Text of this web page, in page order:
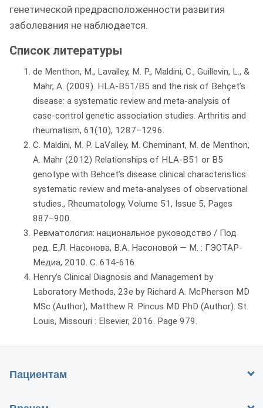
генетической предрасположенности развития
заболевания не наблюдается.
Список литературы
de Menthon, M., Lavalley, M. P., Maldini, C., Guillevin, L., &
Mahr, A. (2009). HLA-B51/B5 and the risk of Behçet’s
disease: a systematic review and meta-analysis of
case-control genetic association studies. Arthritis and
rheumatism, 61(10), 1287–1296.
C. Maldini, M. P. LaValley, M. Cheminant, M. de Menthon,
A. Mahr (2012) Relationships of HLA-B51 or B5
genotype with Behcet’s disease clinical characteristics:
systematic review and meta-analyses of observational
studies., Rheumatology, Volume 51, Issue 5, Pages
887–900.
Ревматология: национальное руководство / Под
ред. Е.Л. Насонова, В.А. Насоновой — М. : ГЭОТАР-
Медиа, 2010. С. 614-616.
Henry’s Clinical Diagnosis and Management by
Laboratory Methods, 23e by Richard A. McPherson MD
MSc (Author), Matthew R. Pincus MD PhD (Author). St.
Louis, Missouri : Elsevier, 2016. Page 979.
Пациентам